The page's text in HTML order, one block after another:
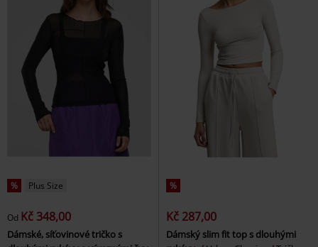
% Plus Size
Od Kč 348,00
Dámské, síťovinové tričko s
%
Kč 287,00
Dámský slim fit top s dlouhými